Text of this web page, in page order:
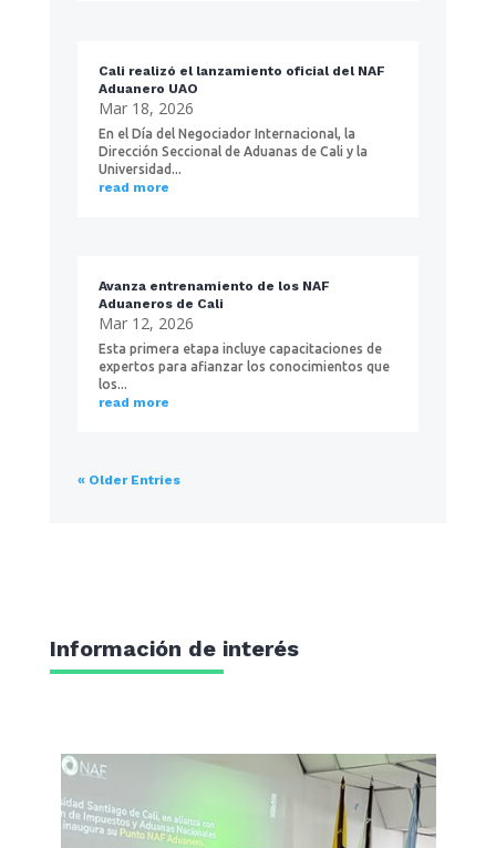
Cali realizó el lanzamiento oficial del NAF
Aduanero UAO
Mar 18, 2026
En el Día del Negociador Internacional, la
Dirección Seccional de Aduanas de Cali y la
Universidad...
read more
Avanza entrenamiento de los NAF
Aduaneros de Cali
Mar 12, 2026
Esta primera etapa incluye capacitaciones de
expertos para afianzar los conocimientos que
los...
read more
« Older Entries
Información de interés